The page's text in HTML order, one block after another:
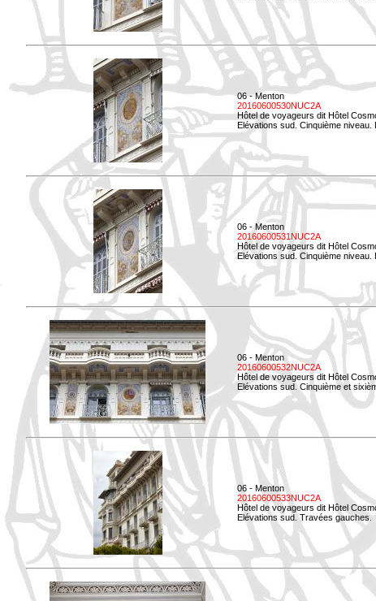
06 - Menton
20160600530NUC2A
Hôtel de voyageurs dit Hôtel
Elévations sud. Cinquième niveau.
06 - Menton
20160600531NUC2A
Hôtel de voyageurs dit Hôtel
Elévations sud. Cinquième niveau.
06 - Menton
20160600532NUC2A
Hôtel de voyageurs dit Hôtel
Elévations sud. Cinquième et
06 - Menton
20160600533NUC2A
Hôtel de voyageurs dit Hôtel
Elévations sud. Travées gauches.